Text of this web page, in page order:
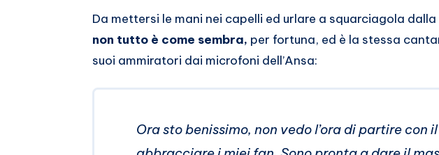
Da mettersi le mani nei capelli ed urlare a squarciagola
non tutto è come sembra, per fortuna, ed è la stessa
suoi ammiratori dai microfoni dell’Ansa:
Ora sto benissimo, non vedo l’ora di partire con